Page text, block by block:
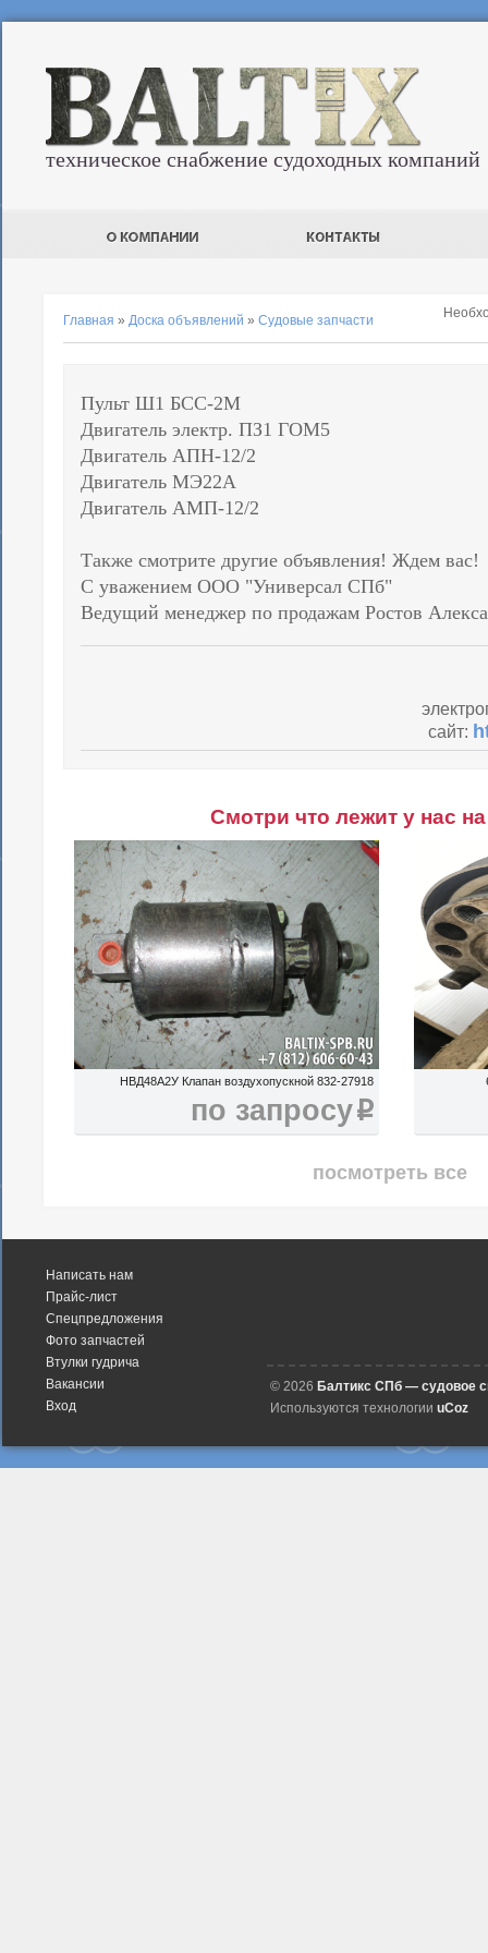
техническое снабжение судоходных компаний
Главная » Доска объявлений » Судовые запчасти
Пульт Ш1 БСС-2М
Двигатель электр. ПЗ1 ГОМ5
Двигатель АПН-12/2
Двигатель МЭ22А
Двигатель АМП-12/2
Также смотрите другие объявления! Ждем вас!
С уважением ООО "Универсал СПб"
Ведущий менеджер по продажам Ростов
сайт:
Смотри что лежит у нас
НВД48А2У Клапан воздухопускной 832-27918
по запросу i
посмотреть все
Написать нам
Прайс-лист
Спецпредложения
Фото запчастей
Втулки гудрича
Вакансии
Вход
© 2026 Балтикс СПб — судовое
Используются технологии uCoz